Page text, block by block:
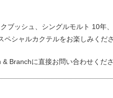
ブッシュ、シングルモルト 10年
シャルカクテルをお楽しみくだ
Branchに直接お問い合わせくださ